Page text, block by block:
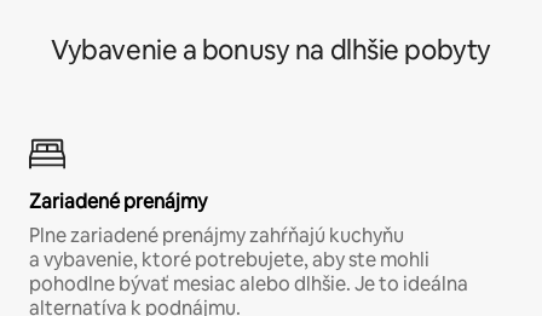
Vybavenie a bonusy na dlhšie pobyty
Zariadené prenájmy
Plne zariadené prenájmy zahŕňajú kuchyňu
a vybavenie, ktoré potrebujete, aby ste mohli
pohodlne bývať mesiac alebo dlhšie. Je to ideálna
alternatíva k podnájmu.